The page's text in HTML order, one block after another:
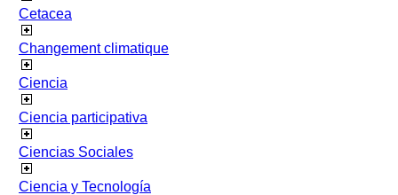
Cetacea
Changement climatique
Ciencia
Ciencia participativa
Ciencias Sociales
Ciencia y Tecnología